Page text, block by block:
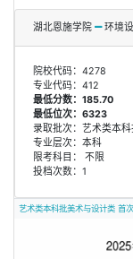
湖北恩施学院 环境
院校代码：4278
专业代码：412
最低分数：185.70
最低位次：6323
录取批次：艺术类本
专业层次：本科
限考科目： 不限
投档次数：1
艺术类本科批美术与设计类 首